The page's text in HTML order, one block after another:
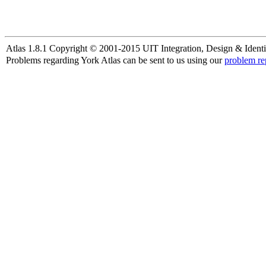
Atlas 1.8.1 Copyright © 2001-2015 UIT Integration, Design &
Problems regarding York Atlas can be sent to us using ourproblem